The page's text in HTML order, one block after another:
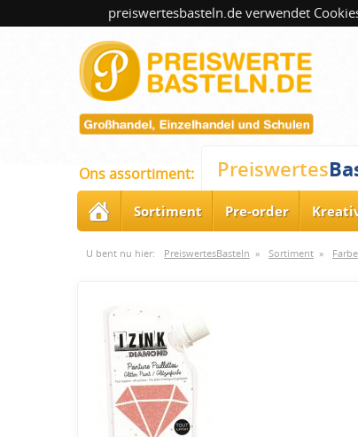
preiswertesbasteln.de verwendet
Ons assortiment: Preiswertes
Sortiment Pre-order
U bent nu hier: PreiswertesBasteln » Sortiment »